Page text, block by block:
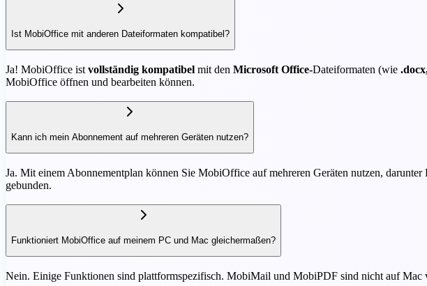
Ist MobiOffice mit anderen Dateiformaten kompatibel?
Ja! MobiOffice ist vollständig kompatibel mit den Microsoft Office-Dateiformaten (wie
MobiOffice öffnen und bearbeiten können.
Kann ich mein Abonnement auf mehreren Geräten nutzen?
Ja. Mit einem Abonnementplan können Sie MobiOffice auf mehreren Geräten nutzen,
gebunden.
Funktioniert MobiOffice auf meinem PC und Mac gleichermaßen?
Nein. Einige Funktionen sind plattformspezifisch. MobiMail und MobiPDF sind nicht auf Mac